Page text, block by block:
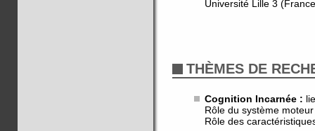
Université Lille 3
THÈMES DE
Cognition Incarnée :
Rôle du système
Rôle des